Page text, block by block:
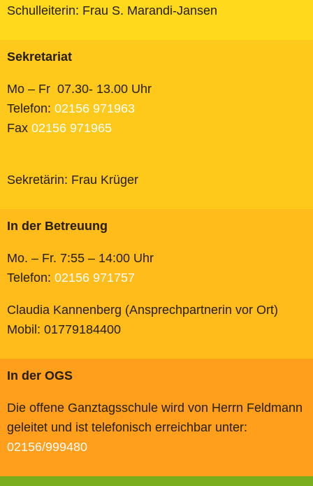
Schulleiterin: Frau S. Marandi-Jansen
Sekretariat
Mo – Fr 07.30- 13.00 Uhr
Telefon: 02156 971963
Fax 02156 971965
Sekretärin: Frau Krüger
In der Betreuung
Mo. – Fr. 7:55 – 14:00 Uhr
Telefon: 02156 971757
Claudia Kannenberg (Ansprechpartnerin vor Ort)
Mobil: 01779184400
In der OGS
Die offene Ganztagsschule wird von Herrn Feldmann
geleitet und ist telefonisch erreichbar unter:
02156/999480